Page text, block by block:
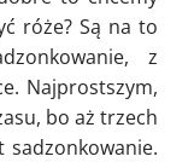
róże? Są na to
z
Najprostszym,
bo aż trzech
sadzonkowanie.